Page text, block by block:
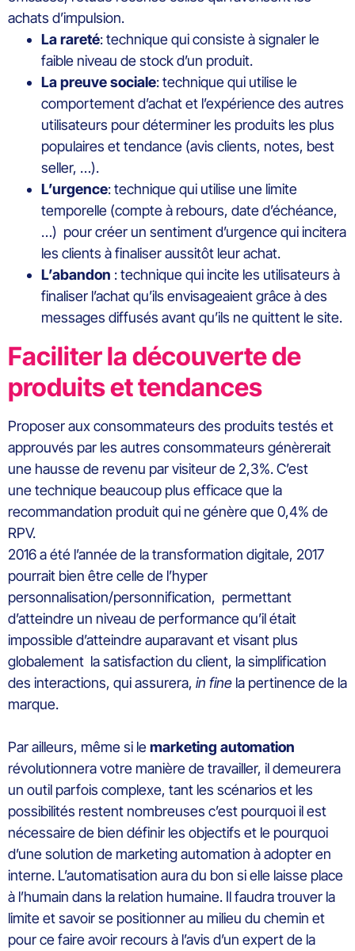
achats d’impulsion.
La rareté: technique qui consiste à signaler le
faible niveau de stock d’un produit.
La preuve sociale: technique qui utilise le
comportement d’achat et l’expérience des autres
utilisateurs pour déterminer les produits les plus
populaires et tendance (avis clients, notes, best
seller, …).
L’urgence: technique qui utilise une limite
temporelle (compte à rebours, date d’échéance,
…) pour créer un sentiment d’urgence qui incitera
les clients à finaliser aussitôt leur achat.
L’abandon : technique qui incite les utilisateurs à
finaliser l’achat qu’ils envisageaient grâce à des
messages diffusés avant qu’ils ne quittent le site.
Faciliter la découverte de
produits et tendances
Proposer aux consommateurs des produits testés et
approuvés par les autres consommateurs génèrerait
une hausse de revenu par visiteur de 2,3%. C’est
une technique beaucoup plus efficace que la
recommandation produit qui ne génère que 0,4% de
RPV.
2016 a été l’année de la transformation digitale, 2017
pourrait bien être celle de l’hyper
personnalisation/personnification, permettant
d’atteindre un niveau de performance qu’il était
impossible d’atteindre auparavant et visant plus
globalement la satisfaction du client, la simplification
des interactions, qui assurera, in fine la pertinence de la
marque.
Par ailleurs, même si lemarketing automation
révolutionnera votre manière de travailler, il demeurera
un outil parfois complexe, tant les scénarios et les
possibilités restent nombreuses c’est pourquoi il est
nécessaire de bien définir les objectifs et le pourquoi
d’une solution de marketing automation à adopter en
interne. L’automatisation aura du bon si elle laisse place
à l’humain dans la relation humaine. Il faudra trouver la
limite et savoir se positionner au milieu du chemin et
pour ce faire avoir recours à l’avis d’un expert de la